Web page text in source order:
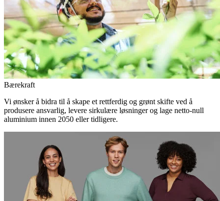
Bærekraft
Vi ønsker å bidra til å skape et rettferdig og grønt skifte ved å
produsere ansvarlig, levere sirkulære løsninger og lage netto-null
aluminium innen 2050 eller tidligere.